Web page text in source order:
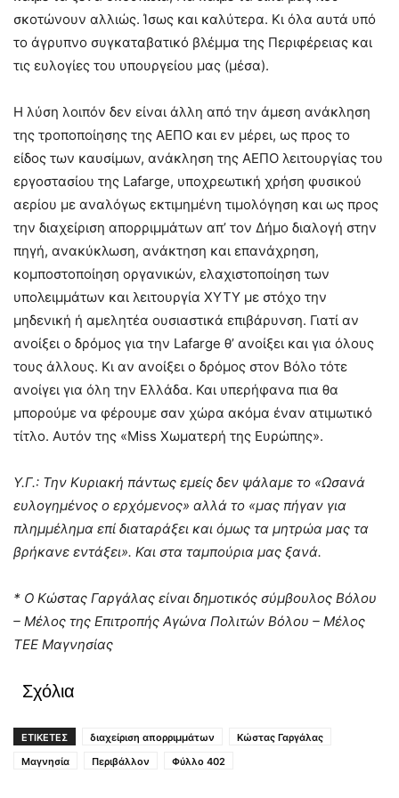
σκοτώνουν αλλιώς. Ίσως και καλύτερα. Κι όλα αυτά υπό
το άγρυπνο συγκαταβατικό βλέμμα της Περιφέρειας και
τις ευλογίες του υπουργείου μας (μέσα).
Η λύση λοιπόν δεν είναι άλλη από την άμεση ανάκληση
της τροποποίησης της ΑΕΠΟ και εν μέρει, ως προς το
είδος των καυσίμων, ανάκληση της ΑΕΠΟ λειτουργίας του
εργοστασίου της Lafarge, υποχρεωτική χρήση φυσικού
αερίου με αναλόγως εκτιμημένη τιμολόγηση και ως προς
την διαχείριση απορριμμάτων απ’ τον Δήμο διαλογή στην
πηγή, ανακύκλωση, ανάκτηση και επανάχρηση,
κομποστοποίηση οργανικών, ελαχιστοποίηση των
υπολειμμάτων και λειτουργία ΧΥΤΥ με στόχο την
μηδενική ή αμελητέα ουσιαστικά επιβάρυνση. Γιατί αν
ανοίξει ο δρόμος για την Lafarge θ’ ανοίξει και για όλους
τους άλλους. Κι αν ανοίξει ο δρόμος στον Βόλο τότε
ανοίγει για όλη την Ελλάδα. Και υπερήφανα πια θα
μπορούμε να φέρουμε σαν χώρα ακόμα έναν ατιμωτικό
τίτλο. Αυτόν της «Miss Χωματερή της Ευρώπης».
Υ.Γ.: Την Κυριακή πάντως εμείς δεν ψάλαμε το «Ωσανά
ευλογημένος ο ερχόμενος» αλλά το «μας πήγαν για
πλημμέλημα επί διαταράξει και όμως τα μητρώα μας τα
βρήκανε εντάξει». Και στα ταμπούρια μας ξανά.
* Ο Κώστας Γαργάλας είναι δημοτικός σύμβουλος Βόλου
– Μέλος της Επιτροπής Αγώνα Πολιτών Βόλου – Μέλος
ΤΕΕ Μαγνησίας
Σχόλια
ΕΤΙΚΕΤΕΣ διαχείριση απορριμμάτων
Κώστας Γαργάλας
Μαγνησία
Περιβάλλον Φύλλο 402